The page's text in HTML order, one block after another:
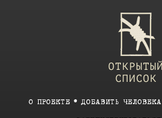
О ПРОЕКТЕ ДОБАВИТЬ ЧЕЛОВЕКА